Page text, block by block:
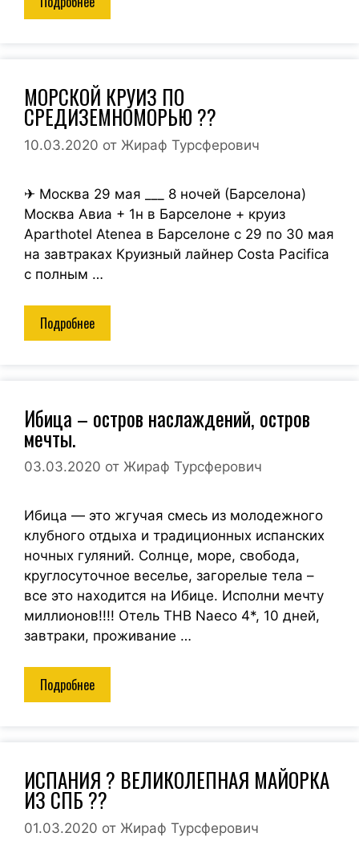
МОРСКОЙ КРУИЗ ПО
СРЕДИЗЕМНОМОРЬЮ ??
10.03.2020 от Жираф Турсферович
✈ Москва 29 мая ___ 8 ночей (Барселона)
Москва Авиа + 1н в Барселоне + круиз
Aparthotel Atenea в Барселоне c 29 по 30 мая
на завтраках Круизный лайнер Costa Pacifica
с полным …
Подробнее
Ибица – остров наслаждений, остров
мечты.
03.03.2020 от Жираф Турсферович
Ибица — это жгучая смесь из молодежного
клубного отдыха и традиционных испанских
ночных гуляний. Солнце, море, свобода,
круглосуточное веселье, загорелые тела –
все это находится на Ибице. Исполни мечту
миллионов!!!! Отель THB Naeco 4*, 10 дней,
завтраки, проживание …
Подробнее
ИСПАНИЯ ? ВЕЛИКОЛЕПНАЯ МАЙОРКА
ИЗ СПБ ??
01.03.2020 от Жираф Турсферович